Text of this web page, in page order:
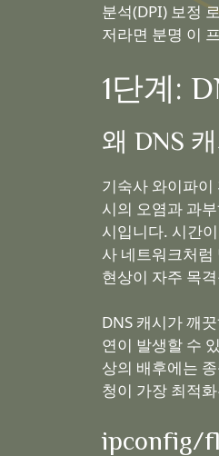
분석(DPI) 보정
저라면 분명 이
1단계:
왜 DNS
기숙사 와이파이
시의 오염과 과
시입니다. 시간
사 네트워크처
현상이 자주 목
DNS 캐시가 깨
연이 발생할 수
상의 배후에는
청이 가장 최적
ipconfig/